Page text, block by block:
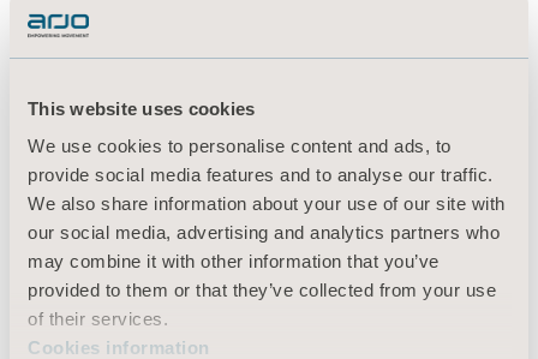
This website uses cookies
We use cookies to personalise content and ads, to
provide social media features and to analyse our traffic.
We also share information about your use of our site with
our social media, advertising and analytics partners who
may combine it with other information that you’ve
provided to them or that they’ve collected from your use
of their services.
Cookies information